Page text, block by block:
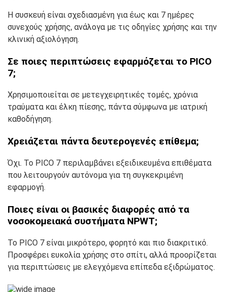
Η συσκευή είναι σχεδιασμένη για έως και 7 ημέρες
συνεχούς χρήσης, ανάλογα με τις οδηγίες χρήσης και την
κλινική αξιολόγηση.
Σε ποιες περιπτώσεις εφαρμόζεται το PICO
7;
Χρησιμοποιείται σε μετεγχειρητικές τομές, χρόνια
τραύματα και έλκη πίεσης, πάντα σύμφωνα με ιατρική
καθοδήγηση.
Χρειάζεται πάντα δευτερογενές επίθεμα;
Όχι. Το PICO 7 περιλαμβάνει εξειδικευμένα επιθέματα
που λειτουργούν αυτόνομα για τη συγκεκριμένη
εφαρμογή.
Ποιες είναι οι βασικές διαφορές από τα
νοσοκομειακά συστήματα NPWT;
Το PICO 7 είναι μικρότερο, φορητό και πιο διακριτικό.
Προσφέρει ευκολία χρήσης στο σπίτι, αλλά προορίζεται
για περιπτώσεις με ελεγχόμενα επίπεδα εξιδρώματος.